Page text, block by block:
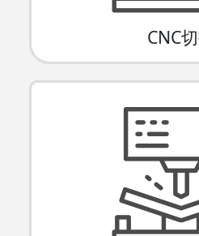
CNC